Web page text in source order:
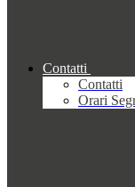
Contatti
Contatti
Orari